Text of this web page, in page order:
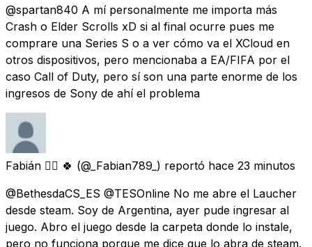
@spartan840 A mí personalmente me importa más
Crash o Elder Scrolls xD si al final ocurre pues me
comprare una Series S o a ver cómo va el XCloud en
otros dispositivos, pero mencionaba a EA/FIFA por el
caso Call of Duty, pero sí son una parte enorme de los
ingresos de Sony de ahí el problema
Fabián ❤️‍🔥 🍀 (@_Fabian789_) reportó hace 23 minutos
@BethesdaCS_ES @TESOnline No me abre el Laucher
desde steam. Soy de Argentina, ayer pude ingresar al
juego. Abro el juego desde la carpeta donde lo instale,
pero no funciona porque me dice que lo abra de steam.